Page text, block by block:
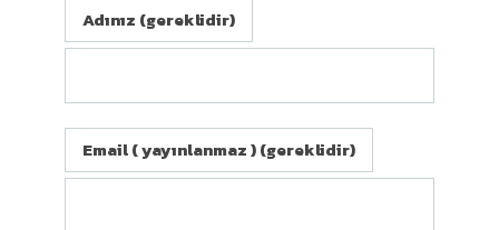
Adınız (gereklidir)
Email ( yayınlanmaz ) (gereklidir)